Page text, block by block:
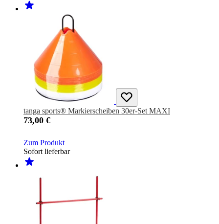
tanga sports® Markierscheiben 30er-Set MAXI
73,00 €
Zum Produkt
Sofort lieferbar